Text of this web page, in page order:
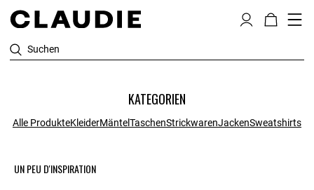
Suchen
KATEGORIEN
Alle ProdukteKleiderMäntelTaschenStrickwarenJackenSweatshirts
UN PEU D'INSPIRATION